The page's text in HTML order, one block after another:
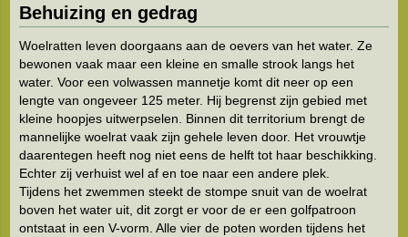
Behuizing en gedrag
Woelratten leven doorgaans aan de oevers van het water. Ze
bewonen vaak maar een kleine en smalle strook langs het
water. Voor een volwassen mannetje komt dit neer op een
lengte van ongeveer 125 meter. Hij begrenst zijn gebied met
kleine hoopjes uitwerpselen. Binnen dit territorium brengt de
mannelijke woelrat vaak zijn gehele leven door. Het vrouwtje
daarentegen heeft nog niet eens de helft tot haar beschikking.
Echter zij verhuist wel af en toe naar een andere plek.
Tijdens het zwemmen steekt de stompe snuit van de woelrat
boven het water uit, dit zorgt er voor de er een golfpatroon
ontstaat in een V-vorm. Alle vier de poten worden tijdens het